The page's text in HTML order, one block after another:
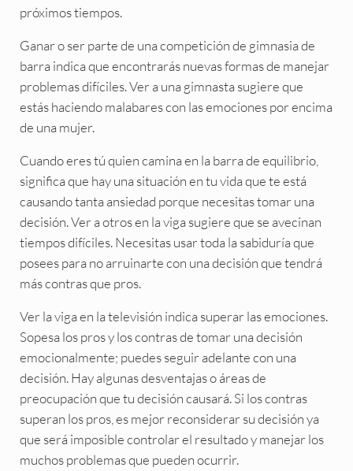
próximos tiempos.
Ganar o ser parte de una competición de gimnasia de
barra indica que encontrarás nuevas formas de manejar
problemas difíciles. Ver a una gimnasta sugiere que
estás haciendo malabares con las emociones por encima
de una mujer.
Cuando eres tú quien camina en la barra de equilibrio,
significa que hay una situación en tu vida que te está
causando tanta ansiedad porque necesitas tomar una
decisión. Ver a otros en la viga sugiere que se avecinan
tiempos difíciles. Necesitas usar toda la sabiduría que
posees para no arruinarte con una decisión que tendrá
más contras que pros.
Ver la viga en la televisión indica superar las emociones.
Sopesa los pros y los contras de tomar una decisión
emocionalmente; puedes seguir adelante con una
decisión. Hay algunas desventajas o áreas de
preocupación que tu decisión causará. Si los contras
superan los pros, es mejor reconsiderar su decisión ya
que será imposible controlar el resultado y manejar los
muchos problemas que pueden ocurrir.